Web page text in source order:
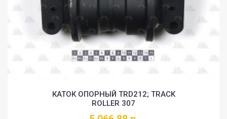
КАТОК ОПОРНЫЙ TRD212; TRACK
ROLLER 307